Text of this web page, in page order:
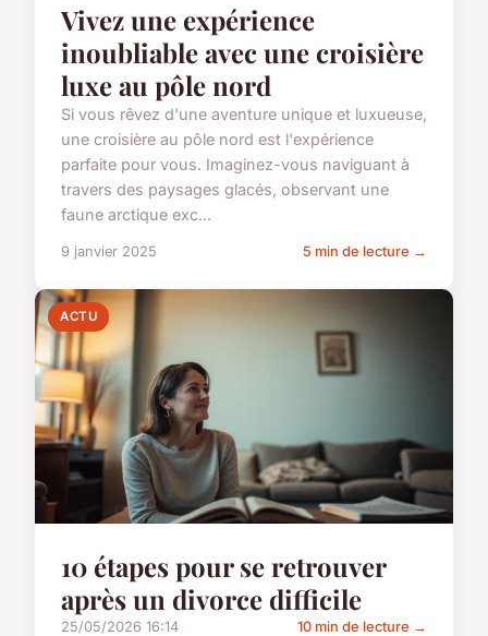
Vivez une expérience
inoubliable avec une croisière
luxe au pôle nord
Si vous rêvez d'une aventure unique et luxueuse,
une croisière au pôle nord est l'expérience
parfaite pour vous. Imaginez-vous naviguant à
travers des paysages glacés, observant une
faune arctique exc...
9 janvier 2025 5 min de lecture →
ACTU
10 étapes pour se retrouver
après un divorce difficile
25/05/2026 16:14 10 min de lecture →